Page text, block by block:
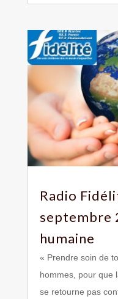
Radio
septembre
humaine
« Prendre soin de
hommes, pour que
se retourne pas